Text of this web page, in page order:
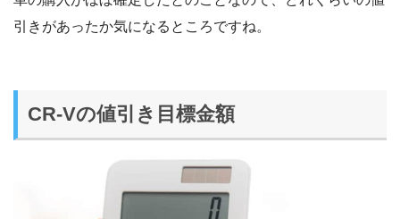
引きがあったか気になるところですね。
CR-Vの値引き目標金額